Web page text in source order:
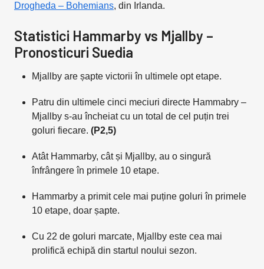
Drogheda – Bohemians, din Irlanda.
Statistici Hammarby vs Mjallby –
Pronosticuri Suedia
Mjallby are șapte victorii în ultimele opt etape.
Patru din ultimele cinci meciuri directe Hammabry –
Mjallby s-au încheiat cu un total de cel puțin trei
goluri fiecare. (P2,5)
Atât Hammarby, cât și Mjallby, au o singură
înfrângere în primele 10 etape.
Hammarby a primit cele mai puține goluri în primele
10 etape, doar șapte.
Cu 22 de goluri marcate, Mjallby este cea mai
prolifică echipă din startul noului sezon.